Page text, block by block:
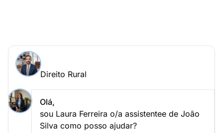
Coloque a sua questão a João Silva
Direito Rural
Olá,
sou Laura Ferreira o/a assistentee de João
Silva como posso ajudar?